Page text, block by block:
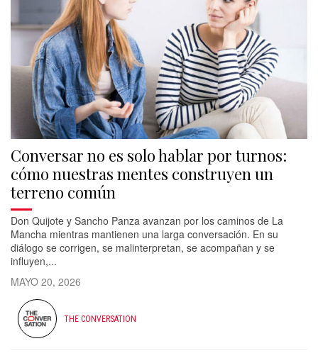
Conversar no es solo hablar por turnos:
cómo nuestras mentes construyen un
terreno común
Don Quijote y Sancho Panza avanzan por los caminos de La
Mancha mientras mantienen una larga conversación. En su
diálogo se corrigen, se malinterpretan, se acompañan y se
influyen,...
MAYO 20, 2026
THE CONVERSATION